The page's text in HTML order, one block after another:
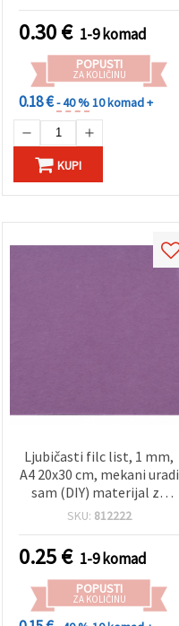
0.30€ 1-9 komad
POPUSTI
ZA KOLIČINU
0.18 €- 40 %10 komad +
KUPI
Ljubičasti filc list, 1 mm,
A4 20x30 cm, mekani uradi
sam (DIY) materijal za
hobi, šivanje, aplikacije i
SKU: 812222
0.25€ 1-9 komad
POPUSTI
ZA KOLIČINU